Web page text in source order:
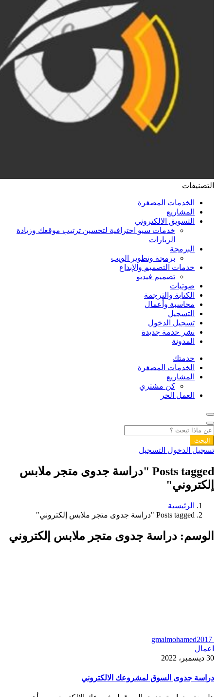
التصنيفات
الخدمات المصغرة
المشاريع
التسويق الالكتروني
خدمات سيو احترافية لتحسين ترتيب موقعك وزيادة
الزيارات
البرمجة
برمجة وتطوير الويب
خدمات التصميم والإبداع
تصميم فيديو
صوتيات
الكتابة والترجمة
محاسبة وأعمال
التسجيل
تسجيل الدخول
نشر خدمة جديدة
المدونة
خدمتك
الخدمات المصغرة
المشاريع
كن مشتري
العمل الحر
البحث
تسجيل الدخول التسجيل
Posts tagged "دراسة جدوى متجر ملابس
إلكتروني"
الرئيسية
Posts tagged "دراسة جدوى متجر ملابس إلكتروني"
الوسم: دراسة جدوى متجر ملابس إلكتروني
gmalmohamed2017
اعمال
30 ديسمبر، 2022
دراسة جدوى السوق لمشروعك الالكتروني